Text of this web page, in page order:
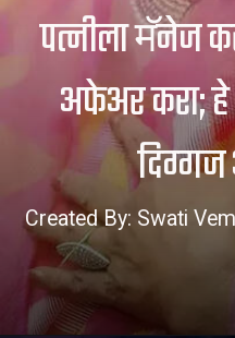
पत्नीला मॅनेज
अफेअर करा;
Created By: Swati